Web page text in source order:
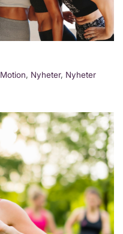
Motion, Nyheter, Nyheter